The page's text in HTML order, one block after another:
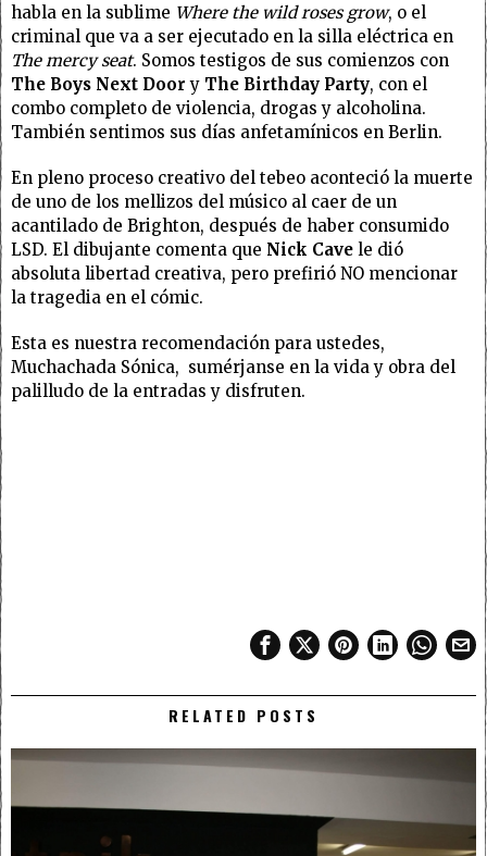
habla en la sublime Where the wild roses grow, o el
criminal que va a ser ejecutado en la silla eléctrica en
The mercy seat. Somos testigos de sus comienzos con
The Boys Next Door y The Birthday Party, con el
combo completo de violencia, drogas y alcoholina.
También sentimos sus días anfetamínicos en Berlin.
En pleno proceso creativo del tebeo aconteció la muerte
de uno de los mellizos del músico al caer de un
acantilado de Brighton, después de haber consumido
LSD. El dibujante comenta que Nick Cave le dió
absoluta libertad creativa, pero prefirió NO mencionar
la tragedia en el cómic.
Esta es nuestra recomendación para ustedes,
Muchachada Sónica, sumérjanse en la vida y obra del
palilludo de la entradas y disfruten.
RELATED POSTS